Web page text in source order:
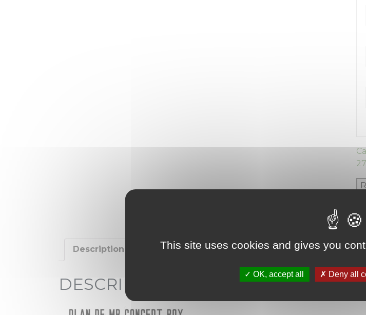
Description Additional information
DESCRIPTION
This site uses cookies and gives you
OK, accept all Deny all